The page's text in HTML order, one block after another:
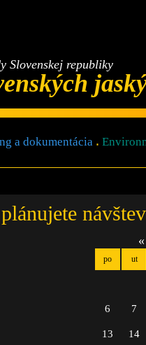
Slovenskej republiky
a dokumentácia
«
po ut
6 7
13 14